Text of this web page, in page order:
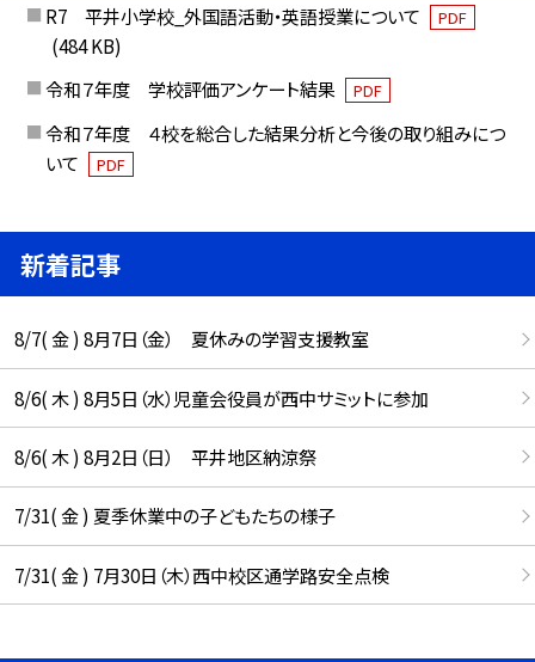
R7 平井小学校_外国語活動・英語授業について PDF
(484 KB)
令和７年度 学校評価アンケート結果
PDF
令和７年度 ４校を総合した結果分析と今後の取り組みにつ
いて
PDF
新着記事
8/7( 金 ) 8月7日（金） 夏休みの学習支援教室
8/6( 木 ) 8月5日（水）児童会役員が西中サミットに参加
8/6( 木 ) 8月2日（日） 平井地区納涼祭
7/31( 金 ) 夏季休業中の子どもたちの様子
7/31( 金 ) 7月30日（木）西中校区通学路安全点検